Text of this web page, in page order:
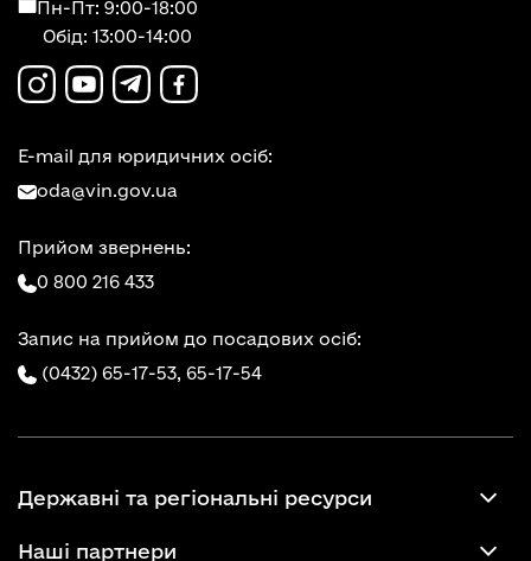
Пн-Пт: 9:00-18:00
Обід: 13:00-14:00
E-mail для юридичних осіб:
oda@vin.gov.ua
Прийом звернень:
0 800 216 433
Запис на прийом до посадових осіб:
(0432) 65-17-53, 65-17-54
Державні та регіональні ресурси
Наші партнери